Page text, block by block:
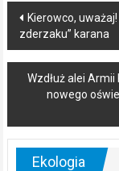
Post
navigation
Kierowco,
zderzaku” karana
Wzdłuż alei
nowego
Ekologia